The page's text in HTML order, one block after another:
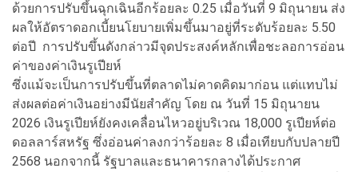
ด้วยการปรับขึ้นฉุกเฉินอีกร้อยละ 0.25 เมื่อวันที่ 9 มิถุนายน ส่ง
ผลให้อัตราดอกเบี้ยนโยบายเพิ่มขึ้นมาอยู่ที่ระดับร้อยละ 5.50
ต่อปี การปรับขึ้นดังกล่าวมีจุดประสงค์หลักเพื่อชะลอการอ่อน
ค่าของค่าเงินรูเปียห์
ซึ่งแม้จะเป็นการปรับขึ้นที่ตลาดไม่คาดคิดมาก่อน แต่แทบไม่
ส่งผลต่อค่าเงินอย่างมีนัยสำคัญ โดย ณ วันที่ 15 มิถุนายน
2026 เงินรูเปียห์ยังคงเคลื่อนไหวอยู่บริเวณ 18,000 รูเปียห์ต่อ
ดอลลาร์สหรัฐ ซึ่งอ่อนค่าลงกว่าร้อยละ 8 เมื่อเทียบกับปลายปี
2568 นอกจากนี้ รัฐบาลและธนาคารกลางได้ประกาศ